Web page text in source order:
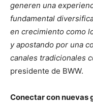
generen una
fundamental
en crecimiento como
y apostando por una
canales tradicionales
presidente de BWW.
Conectar con nuevas